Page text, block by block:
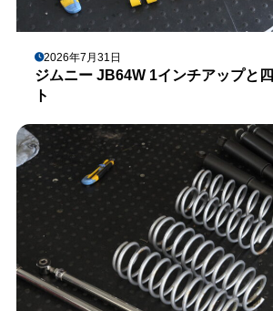
2026年7月31日
ジムニー JB64W 1インチアップと
ト